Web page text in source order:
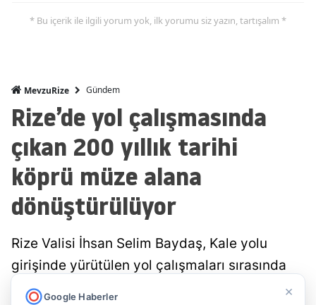
×
Google Haberler
* Bu içerik ile ilgili yorum yok, ilk yorumu siz yazın, tartışalım *
MevzuRize Gündem
Rize’de yol çalışmasında
çıkan 200 yıllık tarihi
köprü müze alana
dönüştürülüyor
Rize Valisi İhsan Selim Baydaş, Kale yolu
girişinde yürütülen yol çalışmaları sırasında
gün yüzüne çıkarılan yaklaşık 200 yıllık tarihi